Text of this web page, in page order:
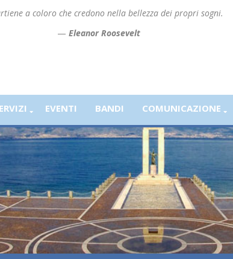
a coloro che credono nella bellezza dei propri sogni.
— Eleanor Roosevelt
EVENTI BANDI COMUNICAZIONE